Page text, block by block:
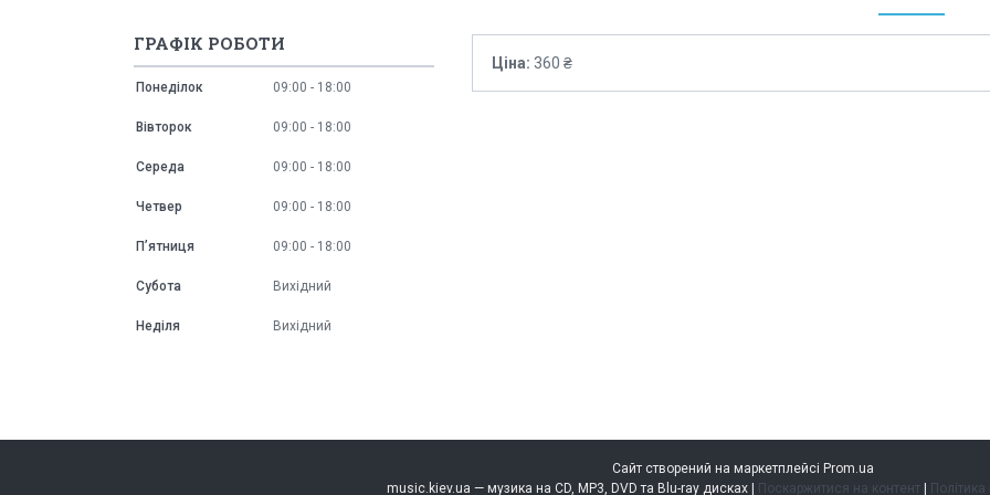
Ціна: 360 ₴
ГРАФІК РОБОТИ
Понеділок 09:00 18:00
Вівторок 09:00 18:00
Середа 09:00 18:00
Четвер 09:00 18:00
Пʼятниця 09:00 18:00
Субота Вихідний
Неділя Вихідний
Сайт створений на маркетплейсі Prom.ua
music.kiev.ua — музика на CD, MP3, DVD та Blu-ray дисках | Поскаржитися на контент | Політика